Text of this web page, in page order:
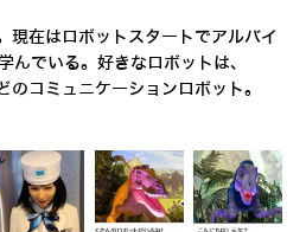
在はロボットスタートでアルバイ
んでいる。好きなロボットは、
コミュニケーションロボット。